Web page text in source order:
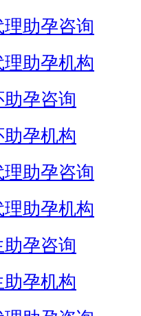
理助孕咨询
理助孕机构
助孕咨询
助孕机构
理助孕咨询
理助孕机构
助孕咨询
助孕机构